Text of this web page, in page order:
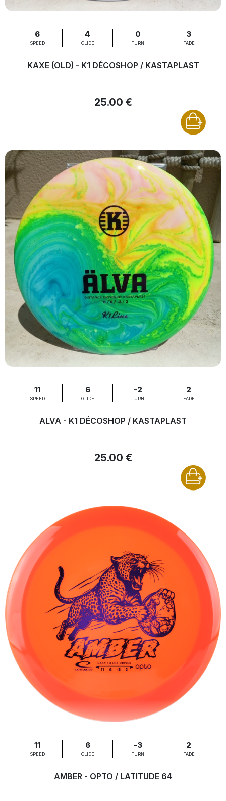
6
SPEED
4
GLIDE
0
TURN
3
FADE
KAXE (OLD) - K1 DÉCOSHOP / KASTAPLAST
25.00 €
11
SPEED
6
GLIDE
-2
TURN
2
FADE
ALVA - K1 DÉCOSHOP / KASTAPLAST
25.00 €
11
SPEED
6
GLIDE
-3
TURN
2
FADE
AMBER - OPTO / LATITUDE 64